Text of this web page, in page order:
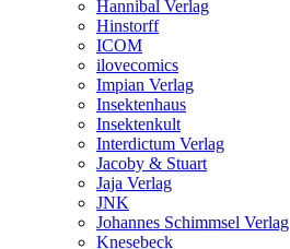
Hannibal Verlag
Hinstorff
ICOM
ilovecomics
Impian Verlag
Insektenhaus
Insektenkult
Interdictum Verlag
Jacoby & Stuart
Jaja Verlag
JNK
Johannes Schimmsel Verlag
Knesebeck